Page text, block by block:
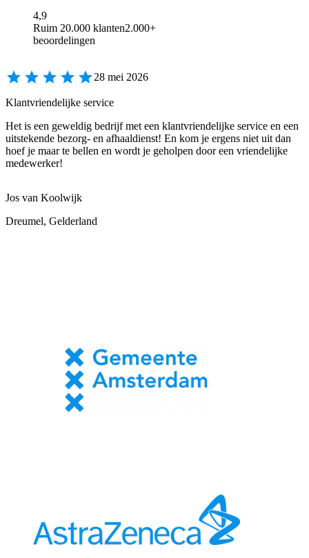
4,9
Ruim 20.000 klanten2.000+
beoordelingen
28 mei 2026
Klantvriendelijke service
Het is een geweldig bedrijf met een klantvriendelijke service en een
uitstekende bezorg- en afhaaldienst! En kom je ergens niet uit dan
hoef je maar te bellen en wordt je geholpen door een vriendelijke
medewerker!
Jos van Koolwijk
Dreumel, Gelderland